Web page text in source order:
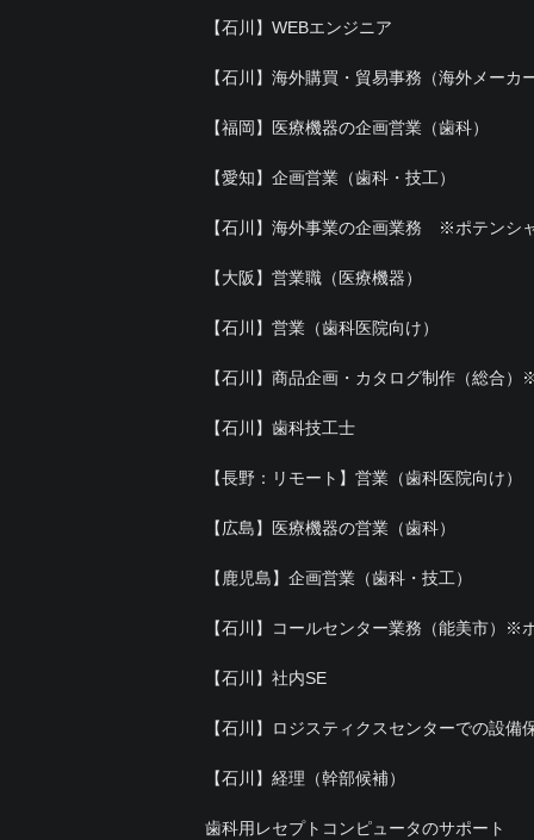
【石川】WEBエンジニア
【石川】海外購買・貿易事務（海外メーカ
【福岡】医療機器の企画営業（歯科）
【愛知】企画営業（歯科・技工）
【石川】海外事業の企画業務 ※ポテンシ
【大阪】営業職（医療機器）
【石川】営業（歯科医院向け）
【石川】商品企画・カタログ制作（総合
【石川】歯科技工士
【長野：リモート】営業（歯科医院向け）
【広島】医療機器の営業（歯科）
【鹿児島】企画営業（歯科・技工）
【石川】コールセンター業務（能美市）※
【石川】社内SE
【石川】ロジスティクスセンターでの設備
【石川】経理（幹部候補）
歯科用レセプトコンピュータのサポート